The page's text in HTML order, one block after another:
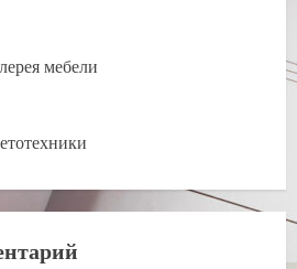
мебели